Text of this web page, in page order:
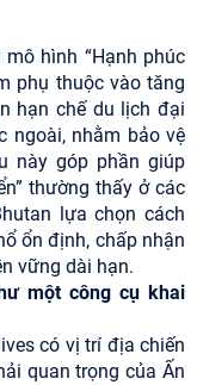
hình “Hạnh phúc
phụ thuộc vào tăng
hạn chế du lịch đại
ngoài, nhằm bảo vệ
này góp phần giúp
thường thấy ở các
lựa chọn cách
ổn định, chấp nhận
vững dài hạn.
một công cụ khai
có vị trí địa chiến
quan trọng của Ấn